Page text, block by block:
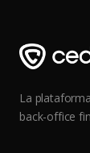
La
back-office